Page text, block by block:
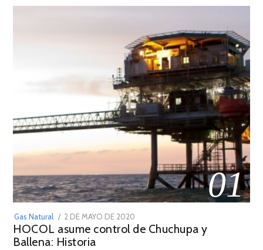
01
Gas Natural
POSTED
ON
2 DE MAYO DE 2020
DE
HOCOL asume control de Chuchupa y
Ballena: Historia